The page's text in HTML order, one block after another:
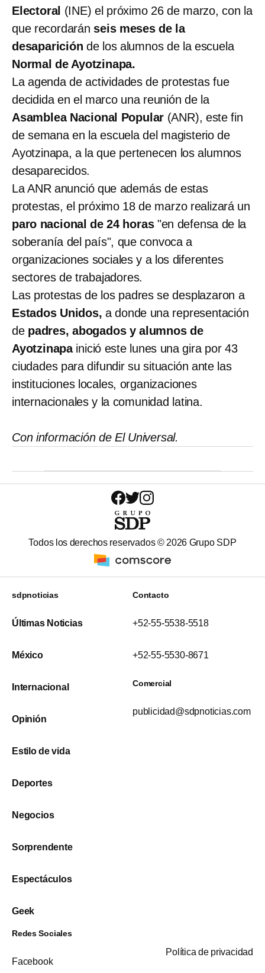
Electoral (INE) el próximo 26 de marzo, con la
que recordarán seis meses de la
desaparición de los alumnos de la escuela
Normal de Ayotzinapa.
La agenda de actividades de protestas fue
decidida en el marco una reunión de la
Asamblea Nacional Popular (ANR), este fin
de semana en la escuela del magisterio de
Ayotzinapa, a la que pertenecen los alumnos
desaparecidos.
La ANR anunció que además de estas
protestas, el próximo 18 de marzo realizará un
paro nacional de 24 horas"en defensa de la
soberanía del país", que convoca a
organizaciones sociales y a los diferentes
sectores de trabajadores.
Las protestas de los padres se desplazaron a
Estados Unidos, a donde una representación
de padres, abogados y alumnos de
Ayotzinapainició este lunes una gira por 43
ciudades para difundir su situación ante las
instituciones locales, organizaciones
internacionales y la comunidad latina.
Con información de El Universal.
Todos los derechos reservados © 2026 Grupo SDP
sdpnoticias
Últimas Noticias
México
Internacional
Opinión
Estilo de vida
Deportes
Negocios
Sorprendente
Espectáculos
Geek
Contacto
+52-55-5538-5518
+52-55-5530-8671
Comercial
publicidad@sdpnoticias.com
Redes Sociales
Facebook
Política de privacidad